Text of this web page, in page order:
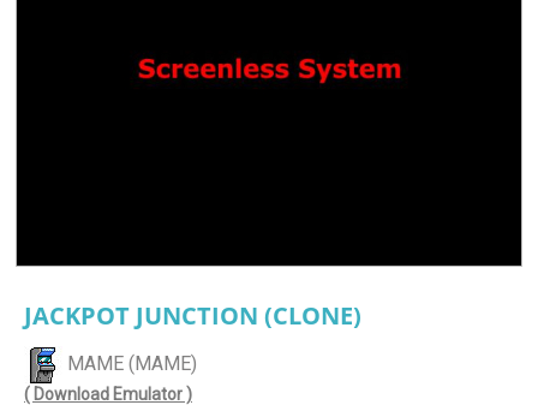
JACKPOT JUNCTION (CLONE)
MAME (MAME)
( Download Emulator )